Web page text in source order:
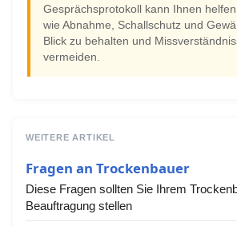
Gesprächsprotokoll kann Ihnen
wie Abnahme, Schallschutz und
Blick zu behalten und
vermeiden.
WEITERE ARTIKEL
Fragen an Trockenbauer
Diese Fragen sollten Sie Ihrem
Beauftragung stellen